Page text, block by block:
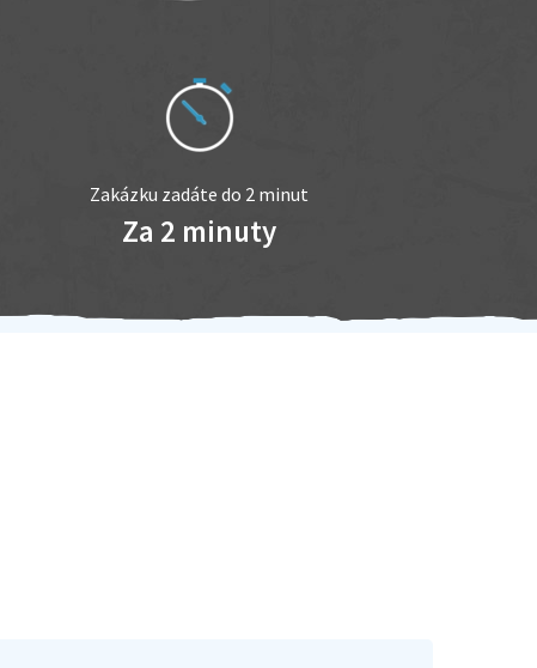
Zakázku zadáte do 2 minut
Za 2 minuty